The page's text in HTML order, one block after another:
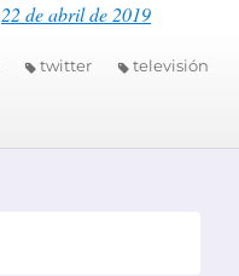
22 de abril de 2019
twitter televisión